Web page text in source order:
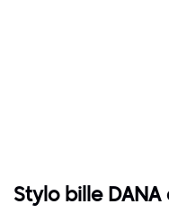
Stylo bille